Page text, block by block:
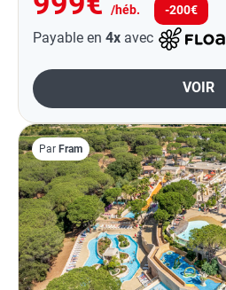
/héb. -200€
Payable en 4x avec
VOIR
Par Fram